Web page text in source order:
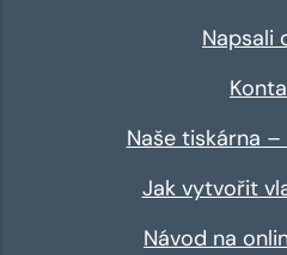
Napsali
Naše tiskárna –
Jak vytvořit
Návod na